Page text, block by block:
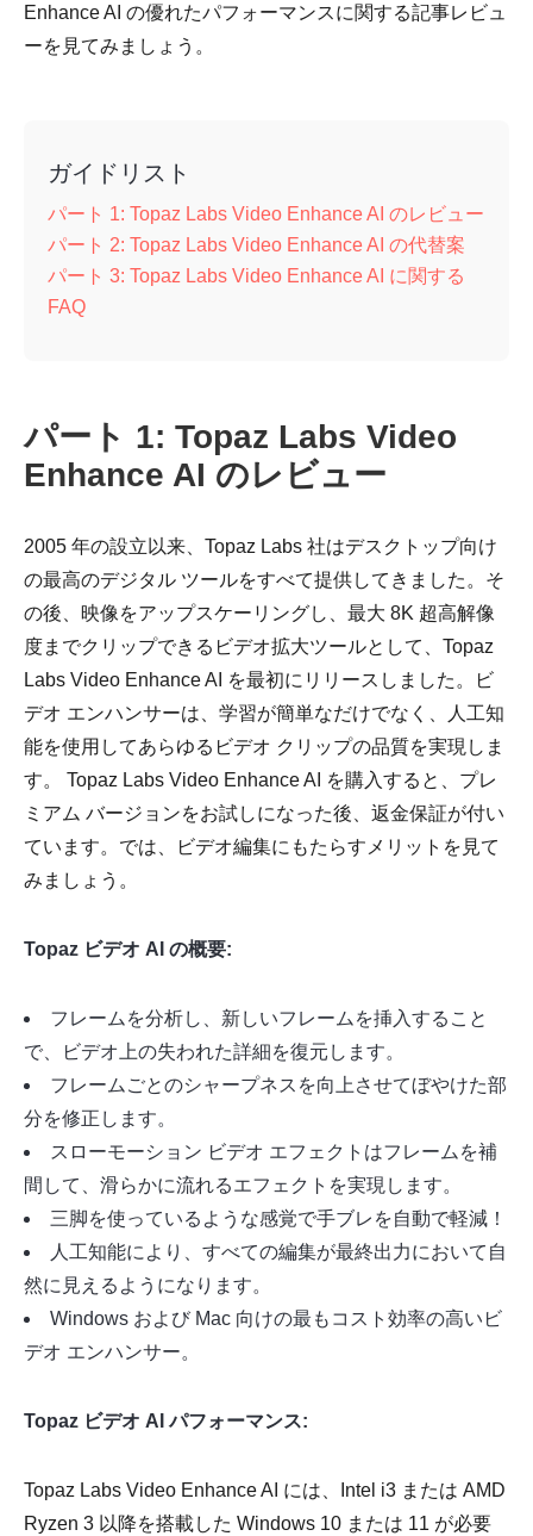
Enhance AI の優れたパフォーマンスに関する記事レビュ
ーを見てみましょう。
ガイドリスト
パート 1: Topaz Labs Video Enhance AI のレビュー
パート 2: Topaz Labs Video Enhance AI の代替案
パート 3: Topaz Labs Video Enhance AI に関する
FAQ
パート 1: Topaz Labs Video
Enhance AI のレビュー
2005 年の設立以来、Topaz Labs 社はデスクトップ向け
の最高のデジタル ツールをすべて提供してきました。そ
の後、映像をアップスケーリングし、最大 8K 超高解像
度までクリップできるビデオ拡大ツールとして、Topaz
Labs Video Enhance AI を最初にリリースしました。ビ
デオ エンハンサーは、学習が簡単なだけでなく、人工知
能を使用してあらゆるビデオ クリップの品質を実現しま
す。 Topaz Labs Video Enhance AI を購入すると、プレ
ミアム バージョンをお試しになった後、返金保証が付い
ています。では、ビデオ編集にもたらすメリットを見て
みましょう。
Topaz ビデオ AI の概要:
フレームを分析し、新しいフレームを挿入すること
で、ビデオ上の失われた詳細を復元します。
フレームごとのシャープネスを向上させてぼやけた部
分を修正します。
スローモーション ビデオ エフェクトはフレームを補
間して、滑らかに流れるエフェクトを実現します。
三脚を使っているような感覚で手ブレを自動で軽減！
人工知能により、すべての編集が最終出力において自
然に見えるようになります。
Windows および Mac 向けの最もコスト効率の高いビ
デオ エンハンサー。
Topaz ビデオ AI パフォーマンス:
Topaz Labs Video Enhance AI には、Intel i3 または AMD
Ryzen 3 以降を搭載した Windows 10 または 11 が必要